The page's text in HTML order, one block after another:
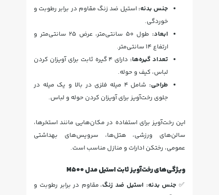
جنس بدنه: استیل ضد زنگ مقاوم در برابر رطوبت و
خوردگی.
ابعاد:
طول 50 سانتی‌متر، عرض 25 سانتی‌متر و
ارتفاع 14 سانتی‌متر.
تعداد گیره‌ها:
دارای 4 گیره ثابت برای آویزان کردن
لباس، کیف و حوله.
طراحی:
شامل 4 میله فلزی در بالا و یک میله در
جلوی رخت‌آویز برای آویزان کردن حوله و لباس.
این رخت‌آویز برای استفاده در مکان‌هایی مانند استخرها،
سالن‌های ورزشی، هتل‌ها، سرویس‌های بهداشتی
عمومی، رختکن ادارات و منازل مناسب است.
ویژگی‌های رخت‌آویز ثابت استیل مدل M500
✅ جنس بدنه: استیل ضد زنگ، مقاوم در برابر رطوبت و